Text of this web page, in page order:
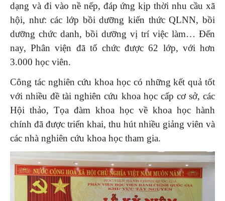
dạng và đi vào nề nếp, đáp ứng kịp thời nhu cầu xã
hội, như: các lớp bồi dưỡng kiến thức QLNN, bồi
dưỡng chức danh, bồi dưỡng vị trí việc làm… Đến
nay, Phân viện đã tổ chức được 62 lớp, với hơn
3.000 học viên.
Công tác nghiên cứu khoa học có những kết quả tốt
với nhiều đề tài nghiên cứu khoa học cấp cơ sở, các
Hội thảo, Tọa đàm khoa học về khoa học hành
chính đã được triển khai, thu hút nhiều giảng viên và
các nhà nghiên cứu khoa học tham gia.